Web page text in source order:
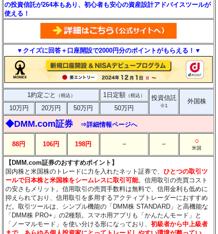
の投資信託が264本もあり、初心者も安心の資産設計アドバイスツールが
使える！
▼クイズに回答＋口座開設で2000円分のポイントがもらえる！▼
1約定ごと （税込） 1日定額 （税込） 投資信託
※1
外国株
10万円
20万円 50万円 50万円
◆DMM.com証券 ⇒詳細情報ページへ
88円 106円 198円 － － ○
米国
【DMM.com証券のおすすめポイント】
国内株と米国株のトレードに力を入れたネット証券で、ひとつの取引ツ
ールで日本株と米国株をシームレスに取引可能。信用取引の売買コスト
の安さもメリット。信用取引の売買手数料は無料で、信用金利も低めに
抑えられており、信用取引を多用するアクティブトレーダーにおすすめ
だ。取引ツールは、シンプル機能の「DMM株 STANDARD」と高機能な
「DMM株 PRO+」の2種類。スマホ用アプリも「かんたんモード」と
「ノーマルモード」を使い分ける形になっており、初級者から中上級者